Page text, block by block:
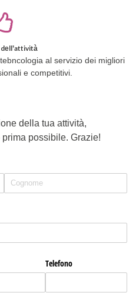
al servizio dei migliori
e competitivi.
della tua attività,
possibile. Grazie!
Telefono